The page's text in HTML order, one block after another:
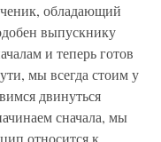
обладающий
выпускнику
и теперь готов
мы всегда стоим у
двинуться
сначала, мы
относится к